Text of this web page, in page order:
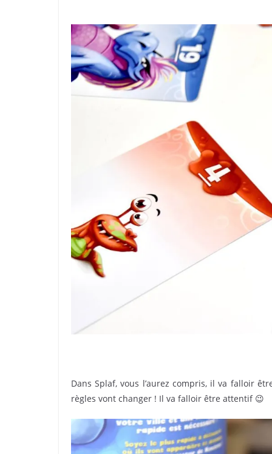
Dans Splaf, vous l’aurez compris, il va falloir
règles vont changer ! Il va falloir être attentif 😉